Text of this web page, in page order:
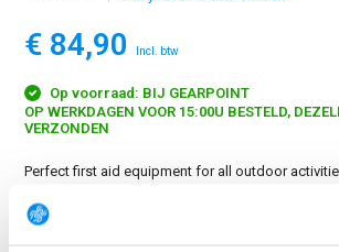
€ 84,90 Incl. btw
Op voorraad: BIJ GEARPOINT
OP WERKDAGEN VOOR 15:00U BESTELD,
VERZONDEN
Perfect first aid equipment for all outdoor